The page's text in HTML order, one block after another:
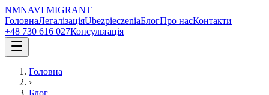
NMNAVI MIGRANT
ГоловнаЛегалізаціяUbezpieczeniaБлогПро насКонтакти
+48 730 616 027Консультація
Головна
›
Блог